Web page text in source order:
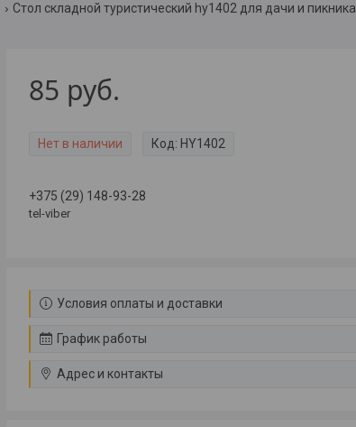
Стол складной туристический hy1402 для дачи и пикника
85 руб.
Нет в наличии Код: HY1402
+375 (29) 148-93-28
tel-viber
Условия оплаты и доставки
График работы
Адрес и контакты